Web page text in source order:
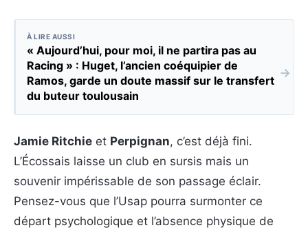
À LIRE AUSSI
« Aujourd’hui, pour moi, il ne partira pas au
Racing » : Huget, l’ancien coéquipier de
Ramos, garde un doute massif sur le transfert
du buteur toulousain
→
Jamie Ritchie et Perpignan, c’est déjà fini.
L’Écossais laisse un club en sursis mais un
souvenir impérissable de son passage éclair.
Pensez-vous que l’Usap pourra surmonter ce
départ psychologique et l’absence physique de